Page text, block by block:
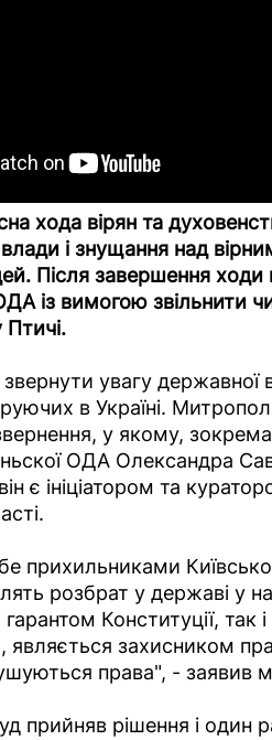
хода вірян та
влади і знущання над
Після завершення
із вимогою звільнити
Птичі.
звернути увагу
в Україні.
у якому,
ОДА Олександра
є ініціатором та
прихильниками
розбрат у державі у
Конституції, так
являється захисником
права", - заявив
прийняв рішення і один